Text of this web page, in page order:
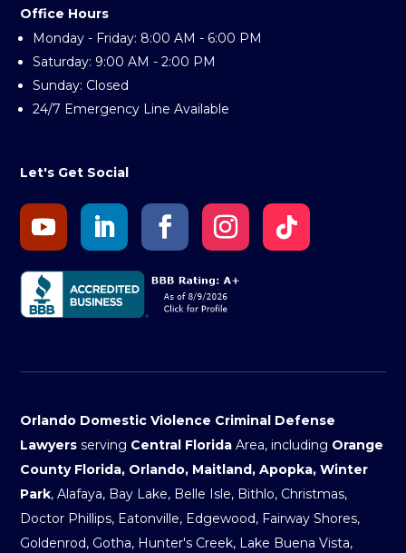
Office Hours
Monday - Friday: 8:00 AM - 6:00 PM
Saturday: 9:00 AM - 2:00 PM
Sunday: Closed
24/7 Emergency Line Available
Let's Get Social
Orlando Domestic Violence Criminal Defense
Lawyers serving Central Florida Area, including Orange
County Florida, Orlando, Maitland, Apopka, Winter
Park, Alafaya, Bay Lake, Belle Isle, Bithlo, Christmas,
Doctor Phillips, Eatonville, Edgewood, Fairway Shores,
Goldenrod, Gotha, Hunter's Creek, Lake Buena Vista,